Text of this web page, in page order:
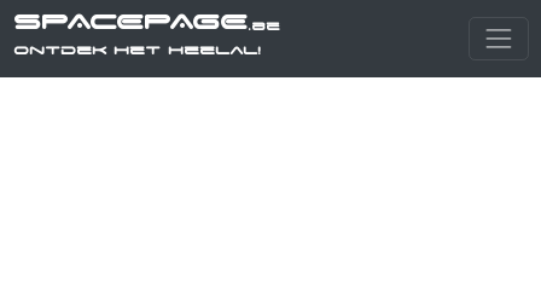
SPACEPAGE.be
Ontdek het heelal!